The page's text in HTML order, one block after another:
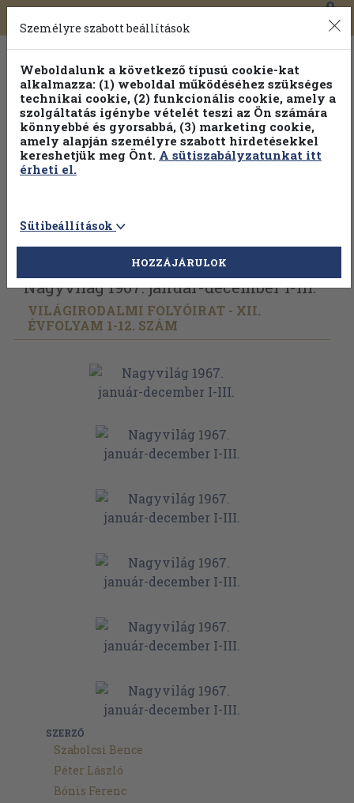
Toggle
navigation
0
Vissza az előző oldalra Válasszon példányt
Nagyvilág 1967. január-december I-III.
VILÁGIRODALMI FOLYÓIRAT - XII.
ÉVFOLYAM 1-12. SZÁM
SZERZŐ
Szabolcsi Bence
Péter László
Bónis Ferenc
Személyre szabott beállítások
Weboldalunk a következő típusú cookie-kat
alkalmazza: (1) weboldal működéséhez szükséges
technikai cookie, (2) funkcionális cookie, amely a
szolgáltatás igénybe vételét teszi az Ön számára
könnyebbé és gyorsabbá, (3) marketing cookie,
amely alapján személyre szabott hirdetésekkel
kereshetjük meg Önt. A sütiszabályzatunkat itt
érheti el.
Sütibeállítások
HOZZÁJÁRULOK